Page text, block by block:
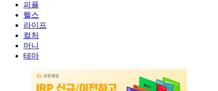
피플
헬스
라이프
컬처
머니
테마